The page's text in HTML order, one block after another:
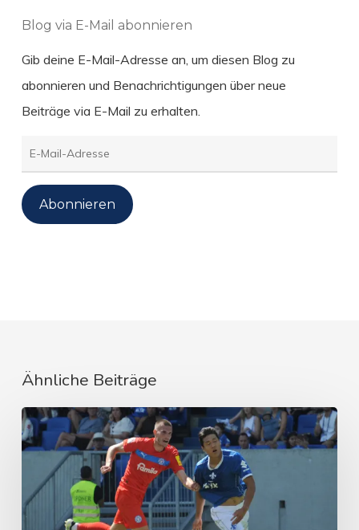
Blog via E-Mail abonnieren
Gib deine E-Mail-Adresse an, um diesen Blog zu
abonnieren und Benachrichtigungen über neue
Beiträge via E-Mail zu erhalten.
E-
Mail-
Adresse
Abonnieren
Ähnliche Beiträge